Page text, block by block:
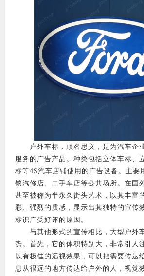
户外车标，顾名思义，是为汽车企
服务的广告产品。种类包括立体车标、
标等4S汽车店铺使用的广告设备。主要
锁汽修店、二手车店等公共场所。在国
甚至被称为半永久街头艺术，以其丰富
彩、强烈的质感，显示出其独特的宣传
标识广受好评的原因。
与其他形式的宣传相比，大型户外
势。首先，它的体积特别大，非常引人
以有极佳的远视效果，可以把需要传达
息从很远的地方传达给户外的人，视觉